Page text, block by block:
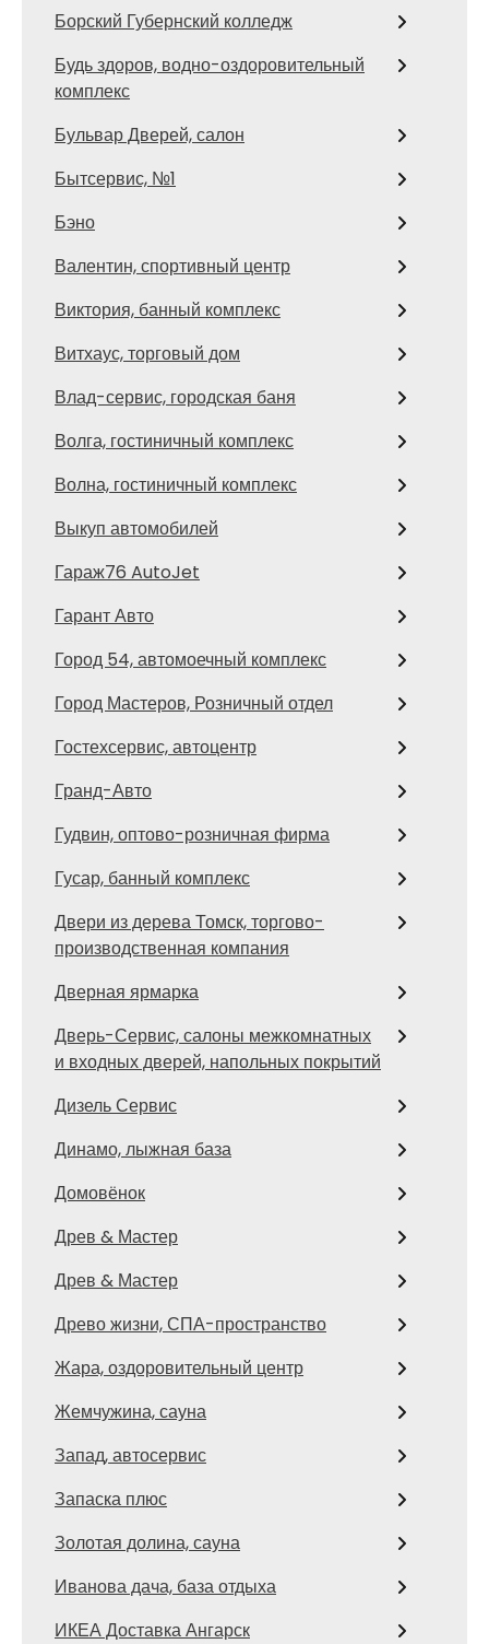
Борский Губернский колледж
Будь здоров, водно-оздоровительный
комплекс
Бульвар Дверей, салон
Бытсервис, №1
Бэно
Валентин, спортивный центр
Виктория, банный комплекс
Витхаус, торговый дом
Влад-сервис, городская баня
Волга, гостиничный комплекс
Волна, гостиничный комплекс
Выкуп автомобилей
Гараж76 AutoJet
Гарант Авто
Город 54, автомоечный комплекс
Город Мастеров, Розничный отдел
Гостехсервис, автоцентр
Гранд-Авто
Гудвин, оптово-розничная фирма
Гусар, банный комплекс
Двери из дерева Томск, торгово-
производственная компания
Дверная ярмарка
Дверь-Сервис, салоны межкомнатных
и входных дверей, напольных покрытий
Дизель Сервис
Динамо, лыжная база
Домовёнок
Древ & Мастер
Древ & Мастер
Древо жизни, СПА-пространство
Жара, оздоровительный центр
Жемчужина, сауна
Запад, автосервис
Запаска плюс
Золотая долина, сауна
Иванова дача, база отдыха
ИКЕА Доставка Ангарск